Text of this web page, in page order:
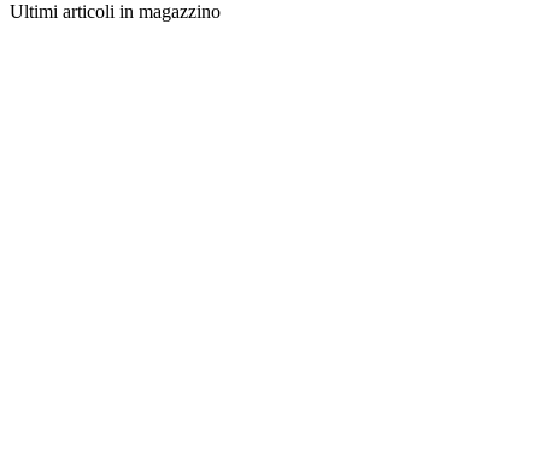
Ultimi articoli in magazzino